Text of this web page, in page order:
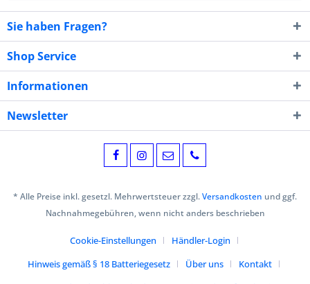
Sie haben Fragen?
Shop Service
Informationen
Newsletter
* Alle Preise inkl. gesetzl. Mehrwertsteuer zzgl.Versandkosten und ggf.
Nachnahmegebühren, wenn nicht anders beschrieben
Cookie-Einstellungen
Händler-Login
Hinweis gemäß § 18 Batteriegesetz
Über uns
Kontakt